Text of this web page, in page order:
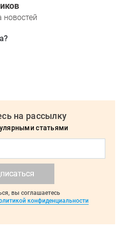
новостей
на рассылку
статьями
вы соглашаетесь
конфиденциальности